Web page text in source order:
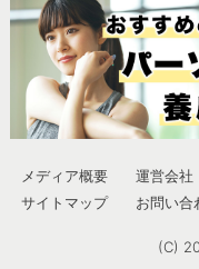
メディア概要 運営会社
サイトマップ
お問い合
(C)